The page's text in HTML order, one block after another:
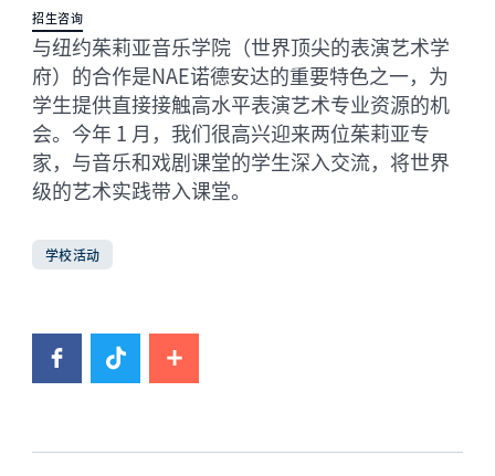
招生咨询
与纽约茱莉亚音乐学院（世界顶尖的表演艺术学
府）的合作是NAE诺德安达的重要特色之一，为
学生提供直接接触高水平表演艺术专业资源的机
会。今年 1 月，我们很高兴迎来两位茱莉亚专
家，与音乐和戏剧课堂的学生深入交流，将世界
级的艺术实践带入课堂。
学校活动